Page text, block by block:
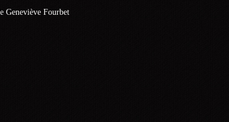
Geneviève Fourbet